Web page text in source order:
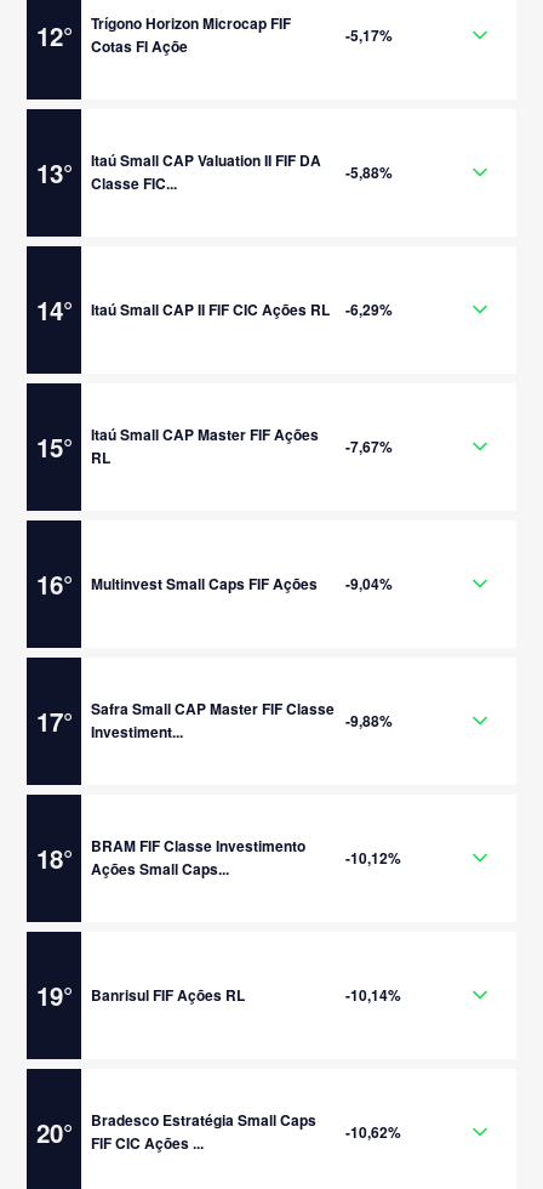
12°
Trígono Horizon Microcap FIF
Cotas FI Açõe
-5,17%
13°
Itaú Small CAP Valuation II FIF DA
Classe FIC...
-5,88%
14° Itaú Small CAP II FIF CIC Ações RL -6,29%
15°
Itaú Small CAP Master FIF Ações
RL
-7,67%
16° Multinvest Small Caps FIF Ações -9,04%
17°
Safra Small CAP Master FIF Classe
Investiment...
-9,88%
18°
BRAM FIF Classe Investimento
Ações Small Caps...
-10,12%
19° Banrisul FIF Ações RL -10,14%
20°
Bradesco Estratégia Small Caps
FIF CIC Ações ...
-10,62%